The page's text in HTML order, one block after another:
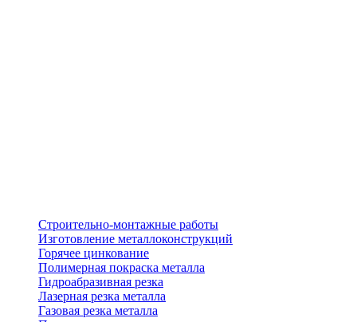
Строительно-монтажные работы
Изготовление металлоконструкций
Горячее цинкование
Полимерная покраска металла
Гидроабразивная резка
Лазерная резка металла
Газовая резка металла